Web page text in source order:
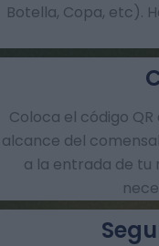
Botella, Copa, etc).
Coloca el código
alcance del
a la entrada de tu